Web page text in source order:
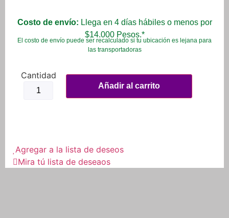
Costo de envío: Llega en 4 días hábiles o menos por
$14.000 Pesos.*
El costo de envío puede ser recalculado si tu ubicación es lejana para
las transportadoras
Añadir al carrito
Agregar a la lista de deseos
Mira tú lista de deseaos